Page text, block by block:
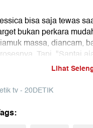
bisa saja tewas
bukan perkara
massa, diancam,
Tapi, "Santai
berprofesi sebagai detektif
sangat jauh dari kata
karena satu
Lihat
tv - 20DETIK